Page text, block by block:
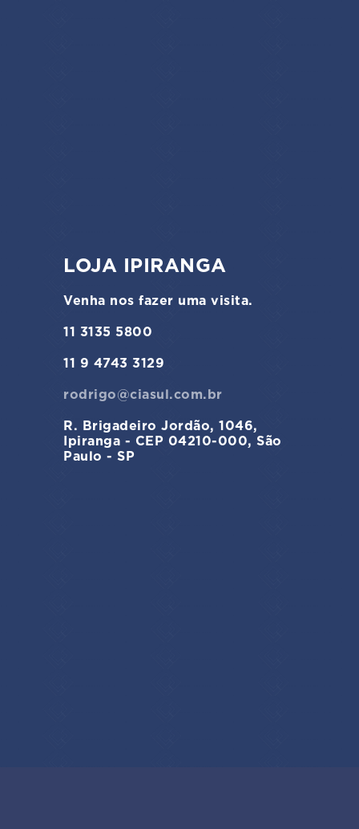
LOJA IPIRANGA
Venha nos fazer uma visita.
11 3135 5800
11 9 4743 3129
rodrigo@ciasul.com.br
R. Brigadeiro Jordão, 1046,
Ipiranga - CEP 04210-000, São
Paulo - SP